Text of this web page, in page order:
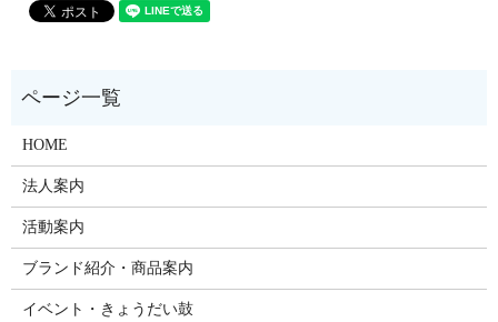
HOME
法人案内
活動案内
ブランド紹介・商品案内
イベント・きょうだい鼓